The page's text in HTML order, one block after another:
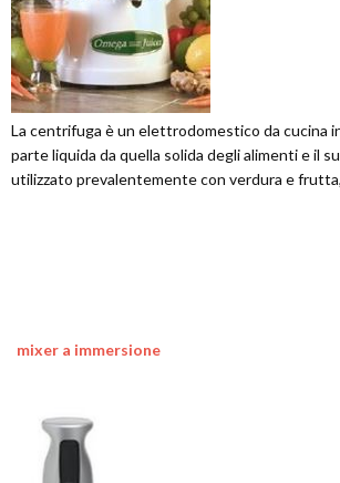
La centrifuga è un elettrodomestico da cucina
parte liquida da quella solida degli alimenti e il
utilizzato prevalentemente con verdura e
mixer a immersione